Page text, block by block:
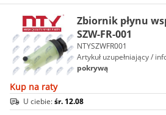
Zbiornik płynu
SZW-FR-001
NTYSZWFR001
Artykuł uzupełniający /
pokrywą
Kup na raty
U ciebie:śr. 12.08